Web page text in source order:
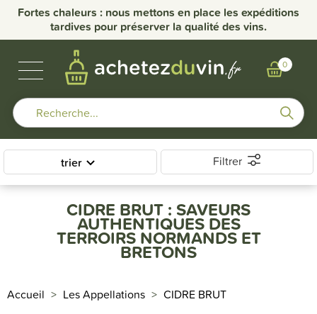
Fortes chaleurs : nous mettons en place les expéditions
tardives pour préserver la qualité des vins.
0
VINS DE BOURGOGNE
NOS DOMAINES
AUTRES RÉGIONS
BULLES & SPIRITUEUX
trier Filtrer
Accueil Les Appellations CIDRE BRUT
CIDRE BRUT : SAVEURS
AUTHENTIQUES DES
TERROIRS NORMANDS ET
BRETONS